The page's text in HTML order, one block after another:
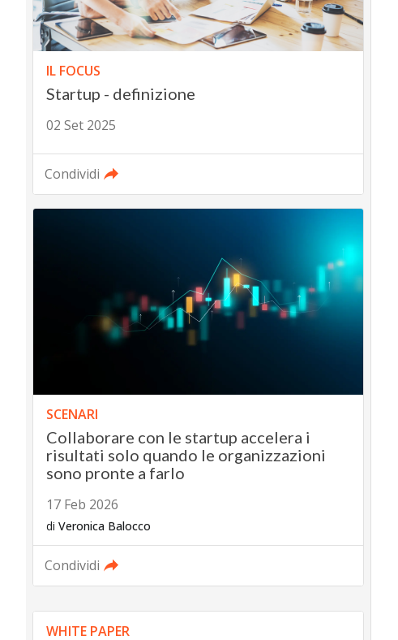
IL FOCUS
Startup - definizione
02 Set 2025
Condividi
SCENARI
Collaborare con le startup accelera i
risultati solo quando le organizzazioni
sono pronte a farlo
17 Feb 2026
di Veronica Balocco
Condividi
WHITE PAPER